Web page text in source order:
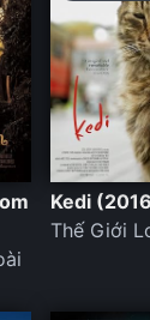
Kedi
Thế Giới